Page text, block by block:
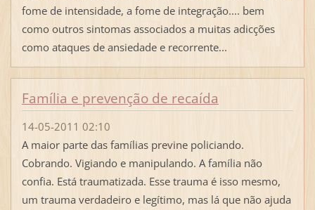
fome de intensidade, a fome de integração.... bem
como outros sintomas associados a muitas adicções
como ataques de ansiedade e recorrente...
Família e prevenção de recaída
14-05-2011 02:10
A maior parte das famílias previne policiando.
Cobrando. Vigiando e manipulando. A família não
confia. Está traumatizada. Esse trauma é isso mesmo,
um trauma verdadeiro e legítimo, mas lá que não ajuda